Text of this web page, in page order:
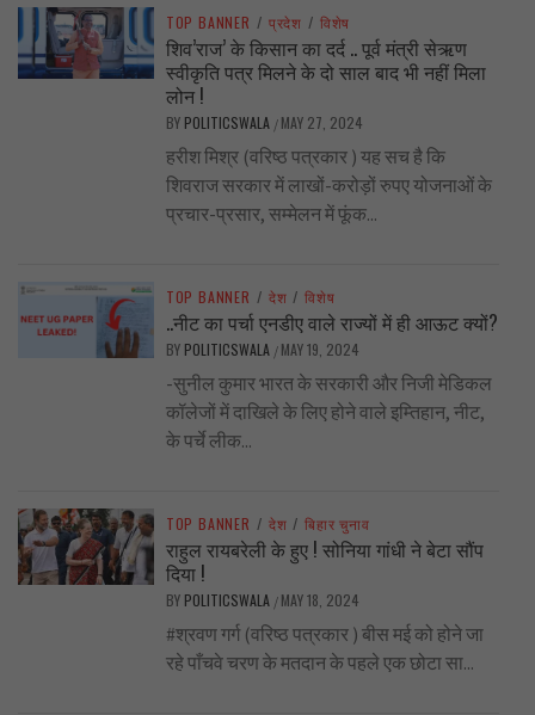
TOP BANNER / प्रदेश / विशेष
शिव’राज’ के किसान का दर्द .. पूर्व मंत्री सेऋण
स्वीकृति पत्र मिलने के दो साल बाद भी नहीं मिला
लोन !
BY POLITICSWALA / MAY 27, 2024
हरीश मिश्र (वरिष्ठ पत्रकार ) यह सच है कि
शिवराज सरकार में लाखों-करोड़ों रुपए योजनाओं के
प्रचार-प्रसार, सम्मेलन में फूंक...
TOP BANNER / देश / विशेष
..नीट का पर्चा एनडीए वाले राज्यों में ही आऊट क्यों?
BY POLITICSWALA / MAY 19, 2024
-सुनील कुमार भारत के सरकारी और निजी मेडिकल
कॉलेजों में दाखिले के लिए होने वाले इम्तिहान, नीट,
के पर्चे लीक...
TOP BANNER / देश / बिहार चुनाव
राहुल रायबरेली के हुए ! सोनिया गांधी ने बेटा सौंप
दिया !
BY POLITICSWALA / MAY 18, 2024
#श्रवण गर्ग (वरिष्ठ पत्रकार ) बीस मई को होने जा
रहे पाँचवे चरण के मतदान के पहले एक छोटा सा...